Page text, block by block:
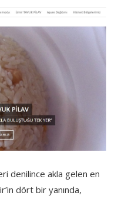
denilince akla gelen en
dört bir yanında,